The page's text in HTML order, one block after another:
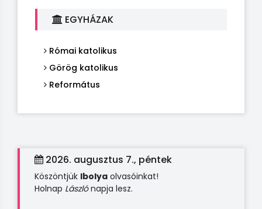
EGYHÁZAK
Római katolikus
Görög katolikus
Református
2026. augusztus 7., péntek
Köszöntjük Ibolya olvasóinkat!
Holnap Lászlónapja lesz.